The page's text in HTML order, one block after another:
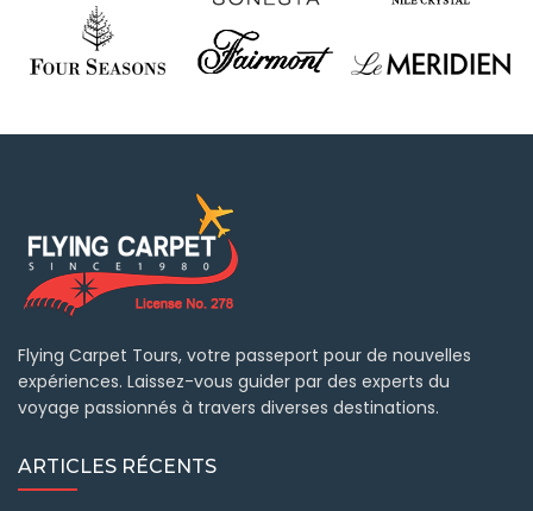
Flying Carpet Tours, votre passeport pour de nouvelles
expériences. Laissez-vous guider par des experts du
voyage passionnés à travers diverses destinations.
ARTICLES RÉCENTS